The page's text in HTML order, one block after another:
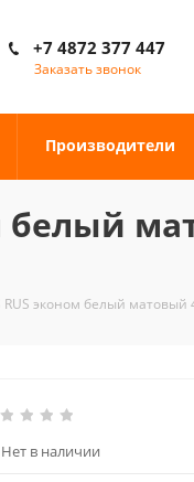
+7 4872 377 447
Заказать звонок
Производители
белый
эконом белый матовый
Нет в наличии